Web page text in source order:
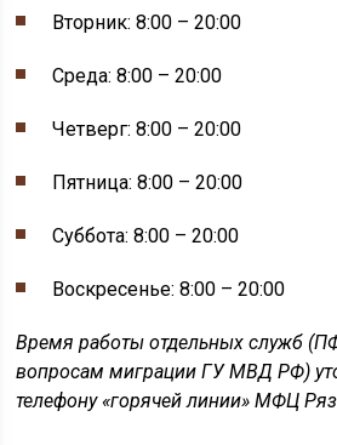
Вторник: 8:00 – 20:00
Среда: 8:00 – 20:00
Четверг: 8:00 – 20:00
Пятница: 8:00 – 20:00
Суббота: 8:00 – 20:00
Воскресенье: 8:00 – 20:00
Время работы отдельных служб
вопросам миграции ГУ МВД РФ)
телефону «горячей линии» МФЦ